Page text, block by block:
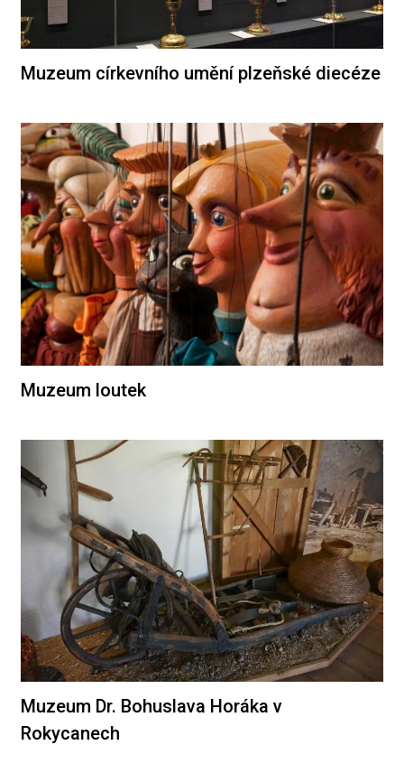
Muzeum církevního umění plzeňské diecéze
Muzeum loutek
Muzeum Dr. Bohuslava Horáka v
Rokycanech